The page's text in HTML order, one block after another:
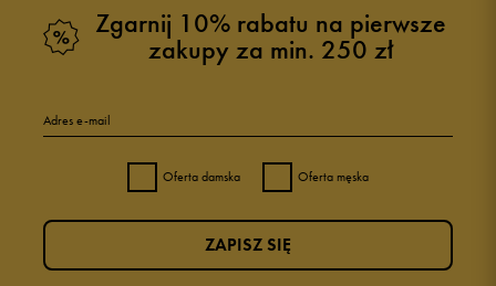
Zgarnij 10% rabatu na pierwsze
zakupy za min. 250 zł
Adres e-mail
Oferta damska Oferta męska
ZAPISZ SIĘ